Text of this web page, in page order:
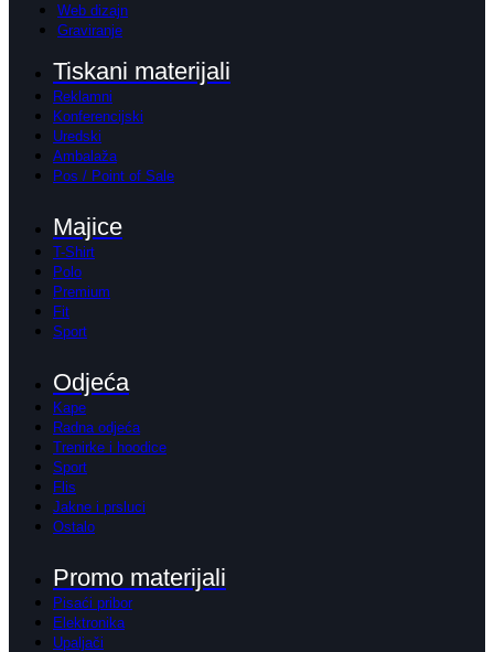
Web dizajn
Graviranje
Tiskani materijali
Reklamni
Konferencijski
Uredski
Ambalaža
Pos / Point of Sale
Majice
T-Shirt
Polo
Premium
Fit
Sport
Odjeća
Kape
Radna odjeća
Trenirke i hoodice
Sport
Flis
Jakne i prsluci
Ostalo
Promo materijali
Pisaći pribor
Elektronika
Upaljači